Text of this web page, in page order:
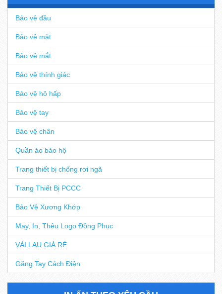
Bảo vệ đầu
Bảo vệ mặt
Bảo vệ mắt
Bảo vệ thính giác
Bảo vệ hô hấp
Bảo vệ tay
Bảo vệ chân
Quần áo bảo hộ
Trang thiết bị chống rơi ngã
Trang Thiết Bị PCCC
Bảo Vệ Xương Khớp
May, In, Thêu Logo Đồng Phục
VẢI LAU GIÁ RẺ
Găng Tay Cách Điện